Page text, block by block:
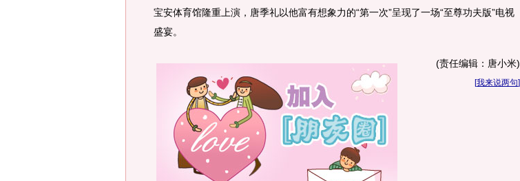
宝安体育馆隆重上演，唐季礼以他富有想象力的“第一次”呈现了一场“至尊功夫版”电视
盛宴。
(责任编辑：唐小米)
[我来说两句]